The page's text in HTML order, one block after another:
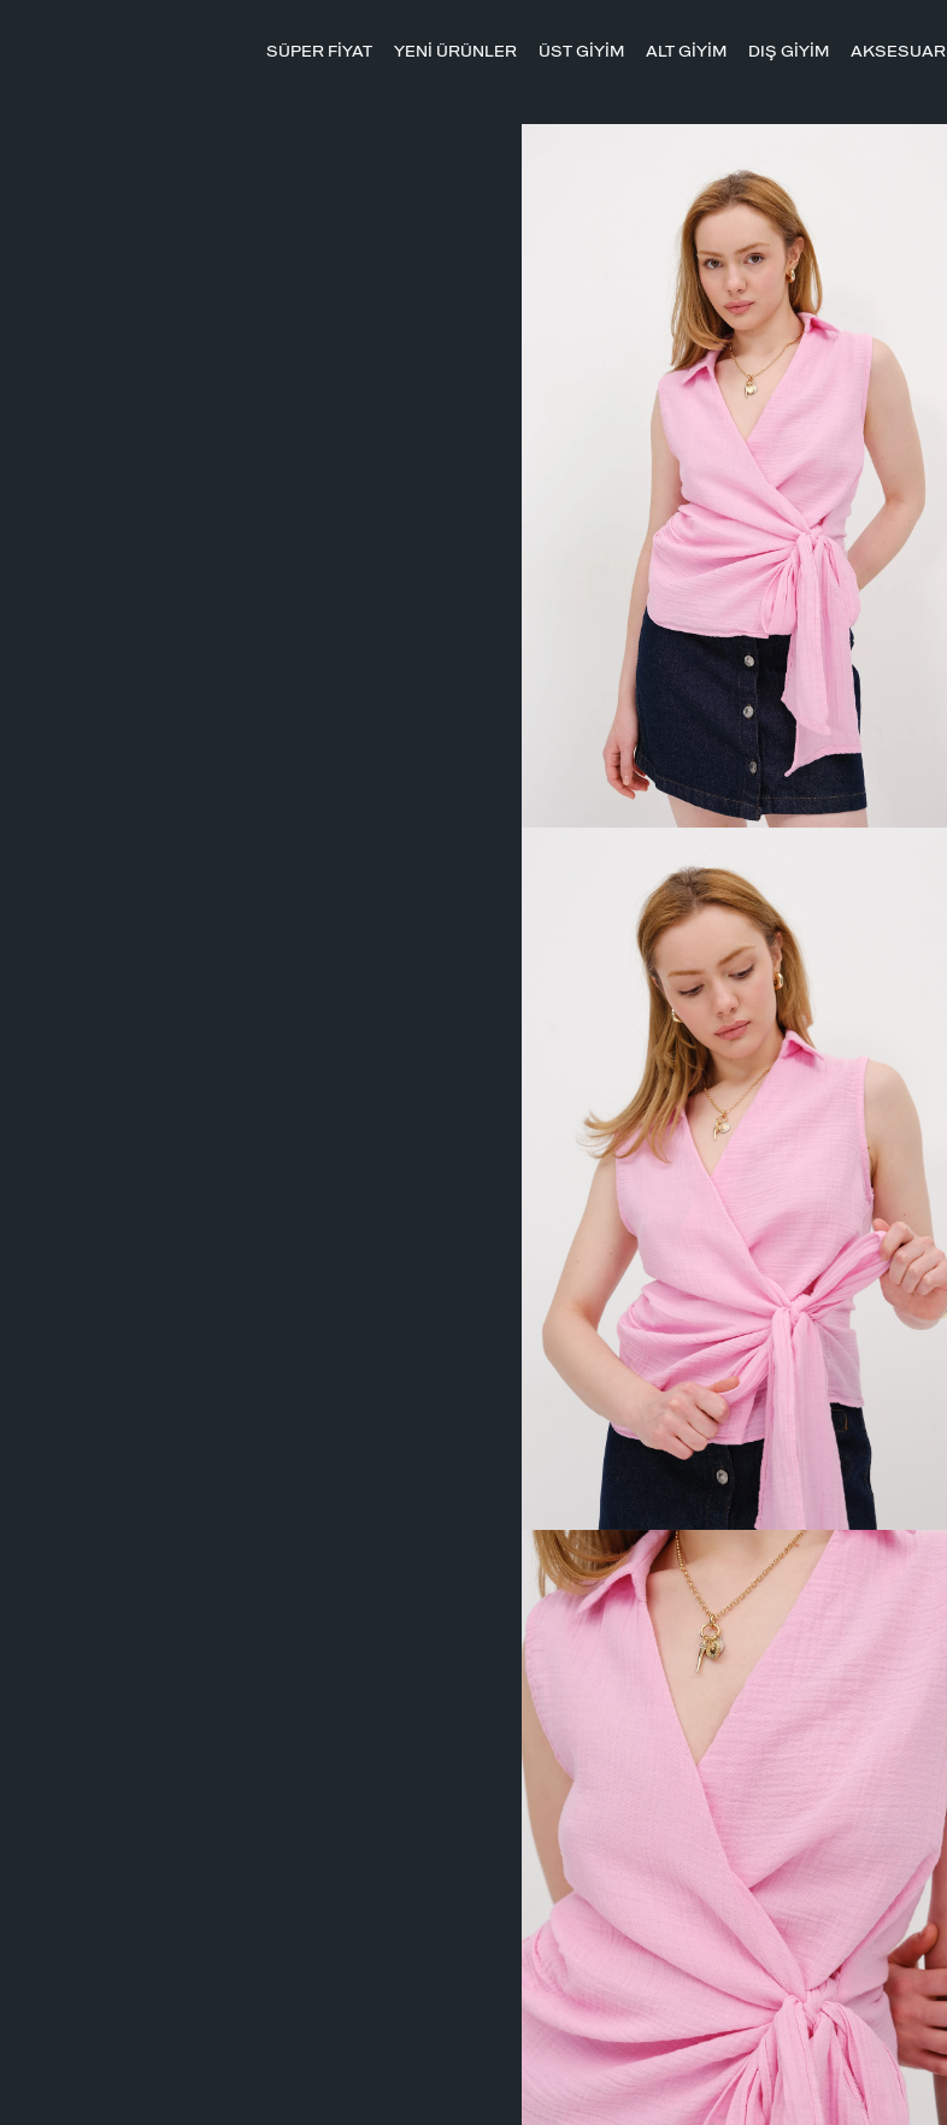
SÜPER FİYAT YENİ ÜRÜNLER ÜST GİYİM ALT GİYİM DIŞ GİYİM AKSESUAR